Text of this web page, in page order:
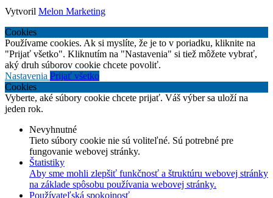
Vytvoril Melon Marketing
Cookies
Používame cookies. Ak si myslíte, že je to v poriadku, kliknite na
"Prijať všetko". Kliknutím na "Nastavenia" si tiež môžete vybrať,
aký druh súborov cookie chcete povoliť.
Nastavenia Prijať všetko
Cookies
Vyberte, aké súbory cookie chcete prijať. Váš výber sa uloží na
jeden rok.
Nevyhnutné
Tieto súbory cookie nie sú voliteľné. Sú potrebné pre
fungovanie webovej stránky.
Štatistiky
Aby sme mohli zlepšiť funkčnosť a štruktúru webovej stránky
na základe spôsobu používania webovej stránky.
Používateľská spokojnosť